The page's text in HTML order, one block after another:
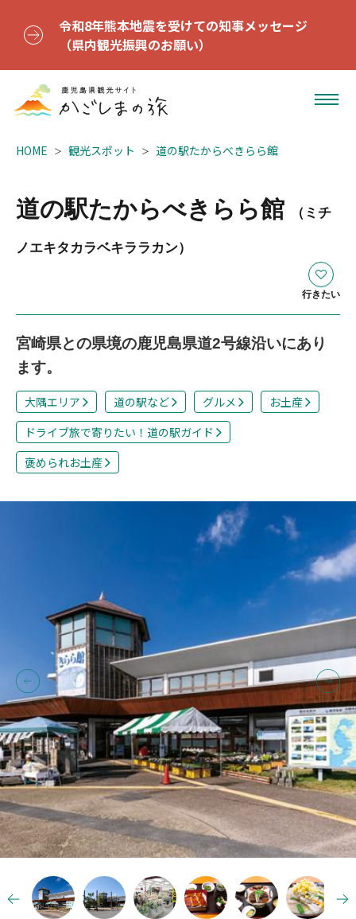
令和8年熊本地震を受けての知事メッセージ
（県内観光振興のお願い）
HOME 観光スポット 道の駅たからべきらら館
道の駅たからべきらら館 （ミチ
ノエキタカラベキララカン）
行きたい
宮崎県との県境の鹿児島県道2号線沿いにあり
ます。
大隅エリア 道の駅など グルメ
お土産
ドライブ旅で寄りたい！道の駅ガイド
褒められお土産